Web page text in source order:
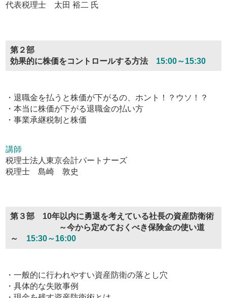
代表税理士 太田 裕二 氏
第２部
効果的に株価をコントロールする方法 15:00～15:30
・退職金を払うと株価が下がるの、ホント！？ウソ！？
・本当に株価が下がる退職金の払い方
・事業承継税制と株価
講師
税理士法人東京会計パートナーズ
税理士 島崎 敦史
第３部 10年以内に勇退を考えている社長の資産防衛術
～今から定めておくべき保険金の使い道
～ 15:30～16:00
・一般的に行われやすい資産防衛の落とし穴
・具体的な失敗事例